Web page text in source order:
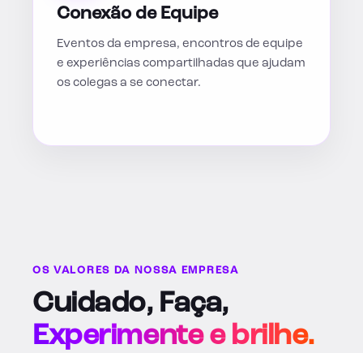
Conexão de Equipe
Eventos da empresa, encontros de equipe
e experiências compartilhadas que ajudam
os colegas a se conectar.
OS VALORES DA NOSSA EMPRESA
Cuidado, Faça,
Experimente e brilhe.